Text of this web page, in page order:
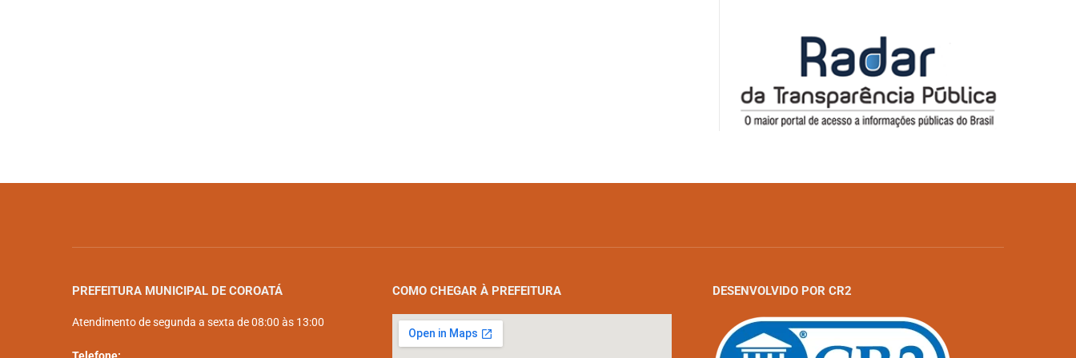
PREFEITURA MUNICIPAL DE COROATÁ
Atendimento de segunda a sexta de 08:00 às 13:00
COMO CHEGAR À PREFEITURA DESENVOLVIDO POR CR2